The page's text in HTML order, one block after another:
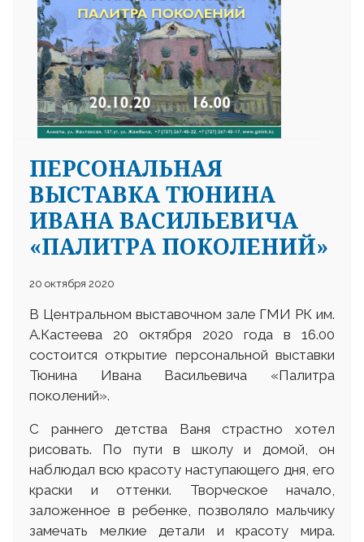
ПЕРСОНАЛЬНАЯ
ВЫСТАВКА ТЮНИНА
ИВАНА ВАСИЛЬЕВИЧА
«ПАЛИТРА ПОКОЛЕНИЙ»
20 октября 2020
В Центральном выставочном зале ГМИ РК им.
А.Кастеева 20 октября 2020 года в 16.00
состоится открытие персональной выставки
Тюнина Ивана Васильевича «Палитра
поколений».
С раннего детства Ваня страстно хотел
рисовать. По пути в школу и домой, он
наблюдал всю красоту наступающего дня, его
краски и оттенки. Творческое начало,
заложенное в ребенке, позволяло мальчику
замечать мелкие детали и красоту мира.